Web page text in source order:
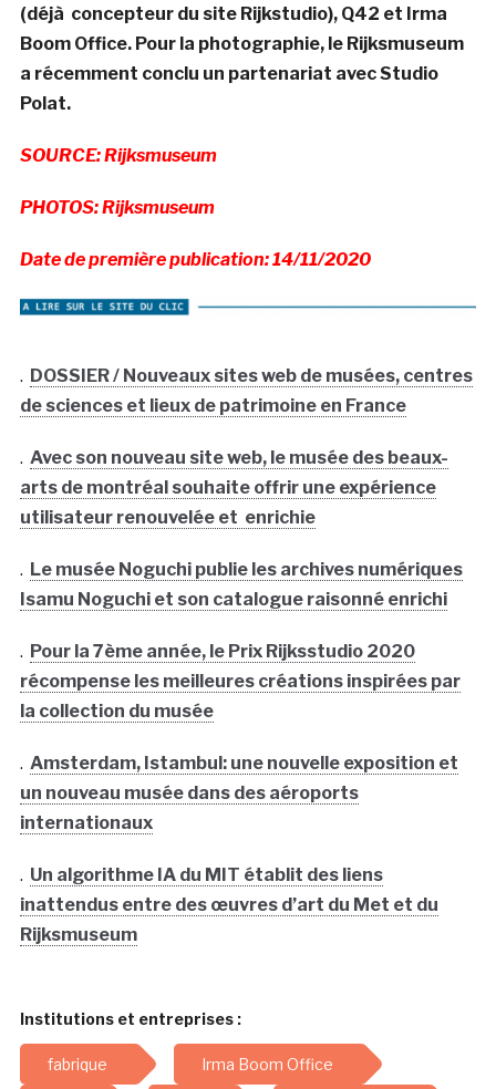
(déjà concepteur du site Rijkstudio), Q42 et Irma
Boom Office. Pour la photographie, le Rijksmuseum
a récemment conclu un partenariat avec Studio
Polat.
SOURCE: Rijksmuseum
PHOTOS: Rijksmuseum
Date de première publication: 14/11/2020
. DOSSIER / Nouveaux sites web de musées, centres
de sciences et lieux de patrimoine en France
. Avec son nouveau site web, le musée des beaux-
arts de montréal souhaite offrir une expérience
utilisateur renouvelée et enrichie
. Le musée Noguchi publie les archives numériques
Isamu Noguchi et son catalogue raisonné enrichi
. Pour la 7ème année, le Prix Rijksstudio 2020
récompense les meilleures créations inspirées par
la collection du musée
. Amsterdam, Istambul: une nouvelle exposition et
un nouveau musée dans des aéroports
internationaux
. Un algorithme IA du MIT établit des liens
inattendus entre des œuvres d’art du Met et du
Rijksmuseum
Institutions et entreprises :
fabrique Irma Boom Office